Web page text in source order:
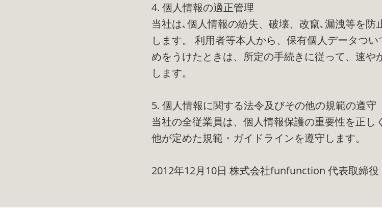
4. 個人情報の適正管理
当社は､個人情報の紛失、破壊、改竄､漏洩等を
します。 利用者等本人から、保有個人データつ
めをうけたときは、所定の手続きに従って、速や
します。
5. 個人情報に関する法令及びその他の規範の遵守
当社の全従業員は、個人情報保護の重要性を正
他が定めた規範・ガイドラインを遵守します。
2012年12月10日 株式会社funfunction 代表取締